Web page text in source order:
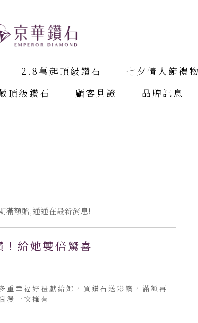
2.8萬起頂級鑽石 七夕情人節禮物
頂級鑽石 顧客見證 品牌訊息
滿額贈,通通在最新消息!
！給她雙倍驚喜
重幸福好禮獻給她，買鑽石送彩鑽，滿額再
漫一次擁有